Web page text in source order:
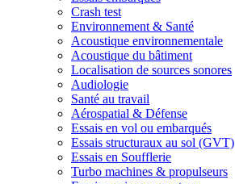
Crash test
Environnement & Santé
Acoustique environnementale
Acoustique du bâtiment
Localisation de sources sonores
Audiologie
Santé au travail
Aérospatial & Défense
Essais en vol ou embarqués
Essais structuraux au sol (GVT)
Essais en Soufflerie
Turbo machines & propulseurs